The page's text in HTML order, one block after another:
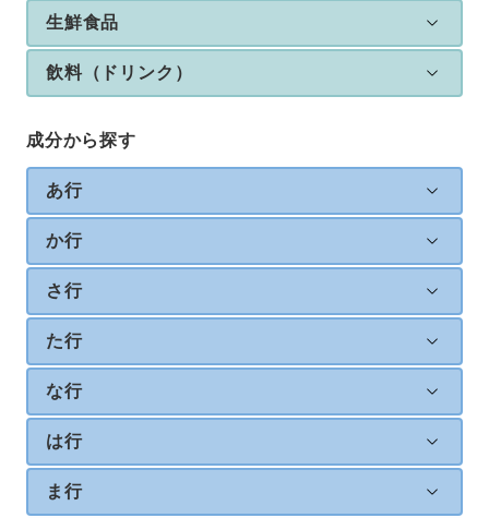
生鮮食品
飲料（ドリンク）
成分から探す
あ行
か行
さ行
た行
な行
は行
ま行